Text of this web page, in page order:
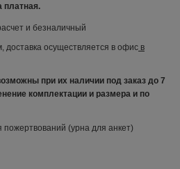
платная.
и безналичный
доставка осуществляется в офис в
при их наличии под заказ до 7
комплектации и размера и по
(урна для анкет)